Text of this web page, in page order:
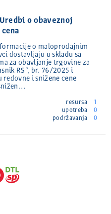
o obaveznoj
o maloprodajnim
dostavljaju u skladu sa
za obavljanje trgovine za
RS“, br. 76/2025 i
i snižene cene
resursa
1
upotreba
0
podržavanja
0